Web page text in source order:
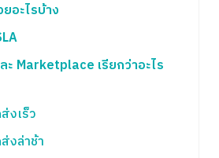
อะไรบ้าง
Marketplace เรียกว่าอะไร
งเร็ว
งล่าช้า